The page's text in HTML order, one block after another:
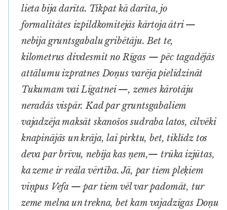
lieta bija darīta. Tikpat kā darīta, jo
formalitātes izpildkomitejās kārtoja ātri —
nebija gruntsgabalu gribētāju. Bet te,
kilometrus divdesmit no Rīgas — pēc tagadējās
attālumu izpratnes Doņus varēja pielīdzināt
Tukumam vai Līgatnei —, zemes kārotāju
neradās vispār. Kad par gruntsgabaliem
vajadzēja maksāt skanošos sudraba latos, cilvēki
knapinājās un krāja, lai pirktu, bet, tiklīdz tos
deva par brīvu, nebija kas ņem,— trūka izjūtas,
ka zeme ir reāla vērtība. Jā, par tiem pleķiem
viņpus Vefa — par tiem vēl var padomāt, tur
zeme melna un trekna, bet kam vajadzīgas Doņu